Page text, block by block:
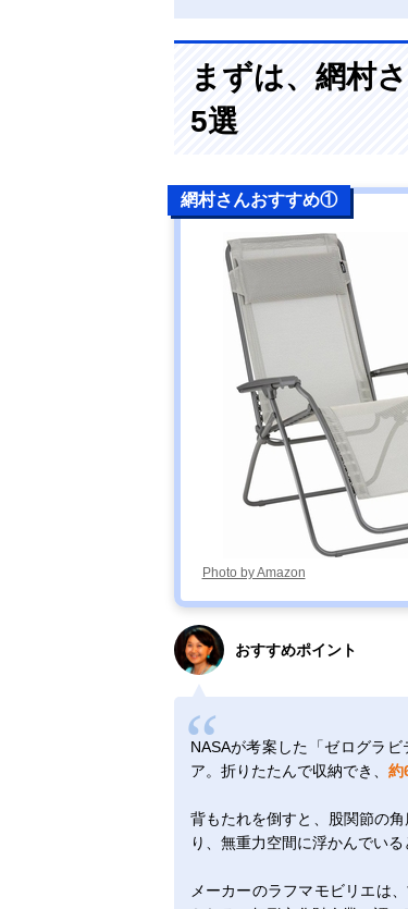
まずは、網村
5選
網村さんおすすめ①
Photo by Amazon
おすすめポイント
NASAが考案した「ゼログラ
ア。折りたたんで収納でき、 約
背もたれを倒すと、股関節の
り、無重力空間に浮かんでい
メーカーのラフマモビリエは